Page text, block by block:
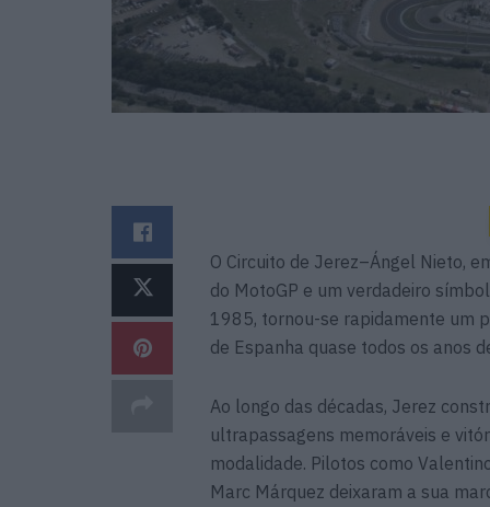
O Circuito de Jerez–Ángel Nieto,
do MotoGP e um verdadeiro
1985, tornou-se rapidamente um
de Espanha quase todos os anos
Ao longo das décadas, Jerez
ultrapassagens memoráveis e
modalidade. Pilotos como
Marc Márquez deixaram a sua